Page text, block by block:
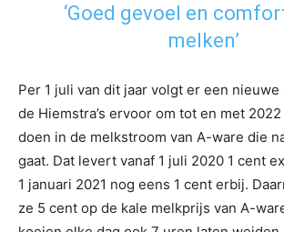
‘Goed gevoel en
melken’
Per 1 juli van dit jaar volgt er een nieuwe
de Hiemstra’s ervoor om tot en met
doen in de melkstroom van A-ware die
gaat. Dat levert vanaf 1 juli 2020 1 cent
1 januari 2021 nog eens 1 cent erbij.
ze 5 cent op de kale melkprijs van A-